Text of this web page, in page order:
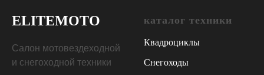
ELITEMOTO
Салон мотовездеходной
и снегоходной техники
каталог техники
Квадроциклы
Снегоходы